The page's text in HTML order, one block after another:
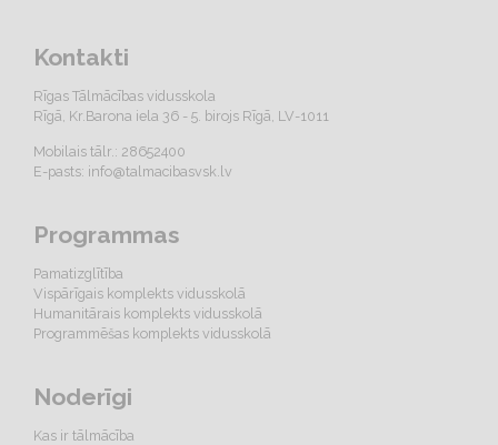
Kontakti
Rīgas Tālmācības vidusskola
Rīgā, Kr.Barona iela 36 - 5. birojs Rīgā, LV-1011
Mobilais tālr.: 28652400
E-pasts: info@talmacibasvsk.lv
Programmas
Pamatizglītība
Vispārīgais komplekts vidusskolā
Humanitārais komplekts vidusskolā
Programmēšas komplekts vidusskolā
Noderīgi
Kas ir tālmācība